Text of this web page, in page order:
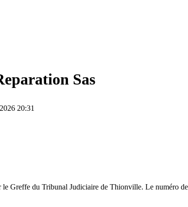
Sas
20:31
Greffe du Tribunal Judiciaire de Thionville. Le numéro